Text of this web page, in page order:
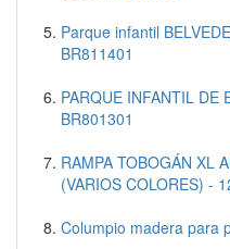
Parque infantil
BR811401
PARQUE INFANTIL DE
BR801301
RAMPA TOBOGÁN XL
(VARIOS COLORES) -
Columpio madera para